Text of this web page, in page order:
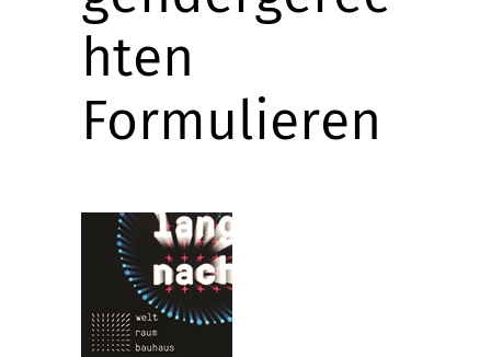
hten
Formulieren